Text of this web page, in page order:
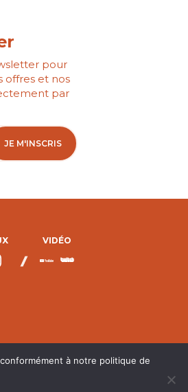
pour
offres et nos
par
JE M'INSCRIS
VIDÉO
à notre politique de